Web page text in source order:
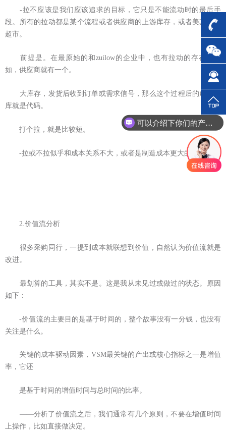
-拉不应该是我们应该追求的目标，它只是不能流动时的最后手
段。所有的拉动都是某个流程或者供应商的上游库存，或者美其名曰
超市。
前提是。在最原始的和zuilow的企业中，也有拉动的存在，比
如，供应商就有一个。
大库存，发货后收到订单或需求信号，那么这个过程后的成本仓
库就是代码。
打个拉，就是比较短。
-拉或不拉似乎和成本关系不大，或者是制造成本更大的假象。
2.价值流分析
很多采购同行，一提到成本就联想到价值，自然认为价值流就是
改进。
最划算的工具，其实不是。这是我从未见过或做过的状态。原因
如下：
-价值流的主要目的是基于时间的，整个故事没有一分钱，也没有
关注是什么。
关键的成本驱动因素，VSM最关键的产出或核心指标之一是增值
率，它还
是基于时间的增值时间与总时间的比率。
——分析了价值流之后，我们通常有几个原则，不要在增值时间
上操作，比如直接做决定。
可以介绍下你们的产品么？
你们是怎么收费的呢？